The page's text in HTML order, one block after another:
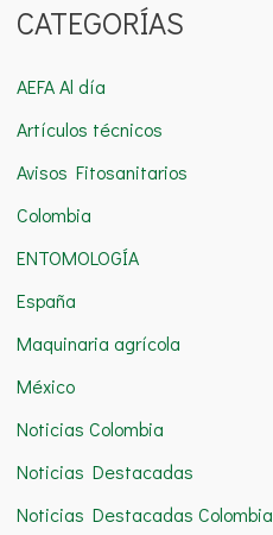
s
a
r
p
o
r
:
CATEGORÍAS
AEFA Al día
Artículos técnicos
Avisos Fitosanitarios
Colombia
ENTOMOLOGÍA
España
Maquinaria agrícola
México
Noticias Colombia
Noticias Destacadas
Noticias Destacadas Colombia